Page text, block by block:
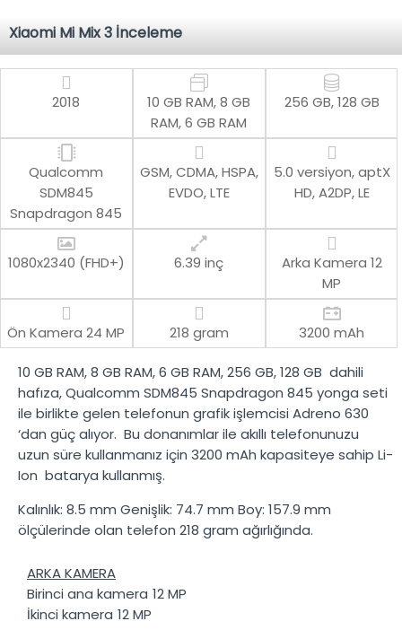
Xiaomi Mi Mix 3 İnceleme
2018
10 GB RAM, 8 GB
RAM, 6 GB RAM
256 GB, 128 GB
Qualcomm
SDM845
Snapdragon 845
GSM, CDMA, HSPA,
EVDO, LTE
5.0 versiyon, aptX
HD, A2DP, LE
1080x2340 (FHD+) 6.39 inç Arka Kamera 12
MP
Ön Kamera24 MP 218 gram 3200 mAh
10 GB RAM, 8 GB RAM, 6 GB RAM,256 GB, 128 GB dahili
hafıza,Qualcomm SDM845 Snapdragon 845 yonga seti
ile birlikte gelen telefonun grafik işlemcisi Adreno 630
‘dan güç alıyor. Bu donanımlar ile akıllı telefonunuzu
uzun süre kullanmanız için 3200 mAh kapasiteye sahip Li-
Ion batarya kullanmış.
Kalınlık: 8.5 mm Genişlik: 74.7 mm Boy: 157.9 mm
ölçülerinde olan telefon 218 gram ağırlığında.
ARKA KAMERA
Birinci ana kamera 12 MP
İkinci kamera 12 MP